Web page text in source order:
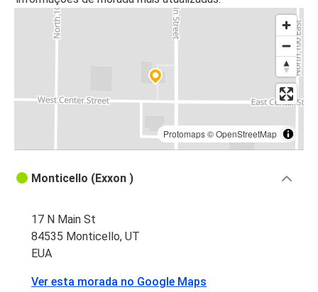
Protomaps©OpenStreetMap
Monticello (Exxon )
17 N Main St
84535 Monticello, UT
EUA
Ver esta morada no Google Maps